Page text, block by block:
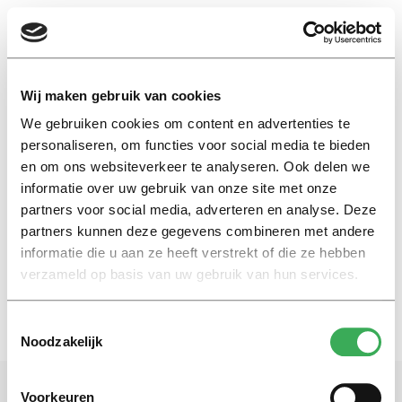
Wij maken gebruik van cookies
We gebruiken cookies om content en advertenties te
personaliseren, om functies voor social media te bieden
en om ons websiteverkeer te analyseren. Ook delen we
informatie over uw gebruik van onze site met onze
partners voor social media, adverteren en analyse. Deze
partners kunnen deze gegevens combineren met andere
informatie die u aan ze heeft verstrekt of die ze hebben
verzameld op basis van uw gebruik van hun services.
Noodzakelijk
Voorkeuren
EN
Fietshopperpoint
Nieuws
Hoppend naar TiU
05 april 2016